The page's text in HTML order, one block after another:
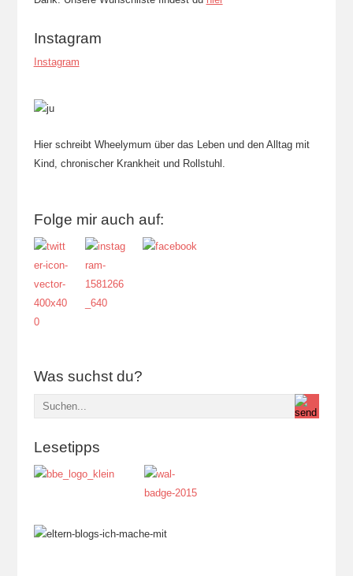
Instagram
Instagram
Hier schreibt Wheelymum über das Leben und den Alltag mit
Kind, chronischer Krankheit und Rollstuhl.
Folge mir auch auf:
Was suchst du?
Lesetipps